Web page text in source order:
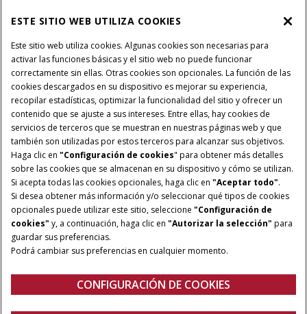
RECAMBIOS Y SERVICIOS
SOBRE CASE IH
Términos y condiciones Aviso de privacidad
Aviso legal
Configuración de cookies
Telematics aviso de privacidad
© 2026 CNH Industrial America LLC. All Rights Reserved. Case IH is a
trademark of CNH Industrial America LLC.
ESTE SITIO WEB UTILIZA COOKIES
Este sitio web utiliza cookies. Algunas cookies son necesarias para
activar las funciones básicas y el sitio web no puede funcionar
correctamente sin ellas. Otras cookies son opcionales. La función de las
cookies descargados en su dispositivo es mejorar su experiencia,
recopilar estadísticas, optimizar la funcionalidad del sitio y ofrecer un
contenido que se ajuste a sus intereses. Entre ellas, hay cookies de
servicios de terceros que se muestran en nuestras páginas web y que
también son utilizadas por estos terceros para alcanzar sus objetivos.
Haga clic en "Configuración de cookies" para obtener más detalles
sobre las cookies que se almacenan en su dispositivo y cómo se utilizan.
Si acepta todas las cookies opcionales, haga clic en "Aceptar todo".
Si desea obtener más información y/o seleccionar qué tipos de cookies
opcionales puede utilizar este sitio, seleccione "Configuración de
cookies" y, a continuación, haga clic en "Autorizar la selección" para
guardar sus preferencias.
Podrá cambiar sus preferencias en cualquier momento.
CONFIGURACIÓN DE COOKIES